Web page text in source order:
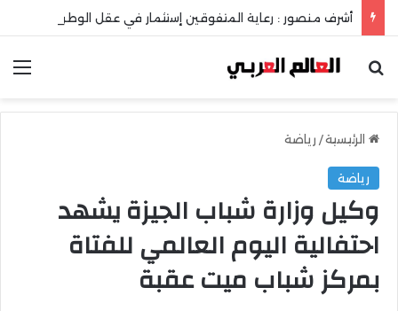
بحث عن
الرئيسية/ رياضة
رياضة
وكيل وزارة شباب الجيزة يشهد
احتفالية اليوم العالمي للفتاة
بمركز شباب ميت عقبة